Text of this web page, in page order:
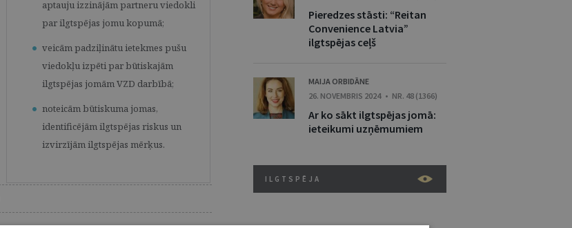
aptauju izzinājām partneru viedokli
par ilgtspējas jomu kopumā;
veicām padziļinātu ietekmes pušu
viedokļu izpēti par būtiskajām
ilgtspējas jomām VZD darbībā;
noteicām būtiskuma jomas,
identificējām ilgtspējas riskus un
izvirzījām ilgtspējas mērķus.
Pieredzes stāsti: “Reitan
Convenience Latvia”
ilgtspējas ceļš
MAIJA ORBIDĀNE
26. NOVEMBRIS 2024 • NR. 48 (1366)
Ar ko sākt ilgtspējas jomā:
ieteikumi uzņēmumiem
ILGTSPĒJA